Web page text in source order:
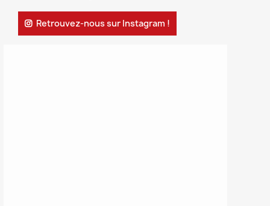
Retrouvez-nous sur Instagram !